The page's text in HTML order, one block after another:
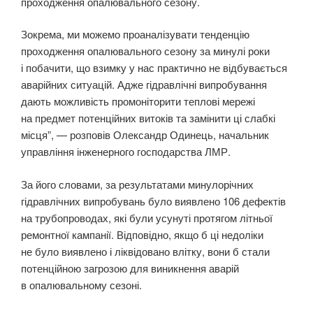
Зокрема, ми можемо проаналізувати тенденцію
проходження опалювального сезону за минулі роки
і побачити, що взимку у нас практично не відбувається
аварійних ситуацій. Адже гідравлічні випробування
дають можливість промоніторити теплові мережі
на предмет потенційних витоків та замінити ці слабкі
місця”, — розповів Олександр Одинець, начальник
управління інженерного господарства ЛМР.
За його словами, за результатами минулорічних
гідравлічних випробувань було виявлено 106 дефектів
на трубопроводах, які були усунуті протягом літньої
ремонтної кампанії. Відповідно, якщо б ці недоліки
не було виявлено і ліквідовано влітку, вони б стали
потенційною загрозою для виникнення аварій
в опалювальному сезоні.